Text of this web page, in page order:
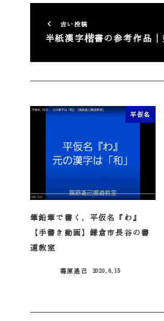
古い投稿
半紙漢字楷書の参考作品｜
平仮名
筆鉛筆で書く、平仮名『わ』
【手書き動画】鎌倉市長谷の書
道教室
篠原遙己
2020.6.15